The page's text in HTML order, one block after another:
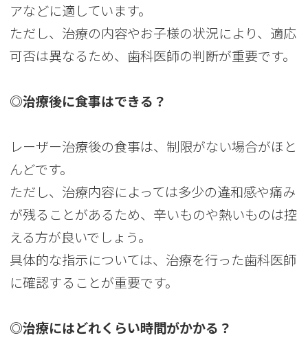
アなどに適しています。
ただし、治療の内容やお子様の状況により、適応
可否は異なるため、歯科医師の判断が重要です。
◎治療後に食事はできる？
レーザー治療後の食事は、制限がない場合がほと
んどです。
ただし、治療内容によっては多少の違和感や痛み
が残ることがあるため、辛いものや熱いものは控
える方が良いでしょう。
具体的な指示については、治療を行った歯科医師
に確認することが重要です。
◎治療にはどれくらい時間がかかる？